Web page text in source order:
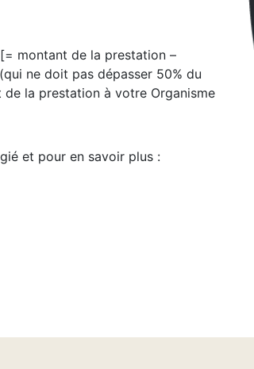
montant de la prestation –
ne doit pas dépasser 50% du
la prestation à votre Organisme
et pour en savoir plus :